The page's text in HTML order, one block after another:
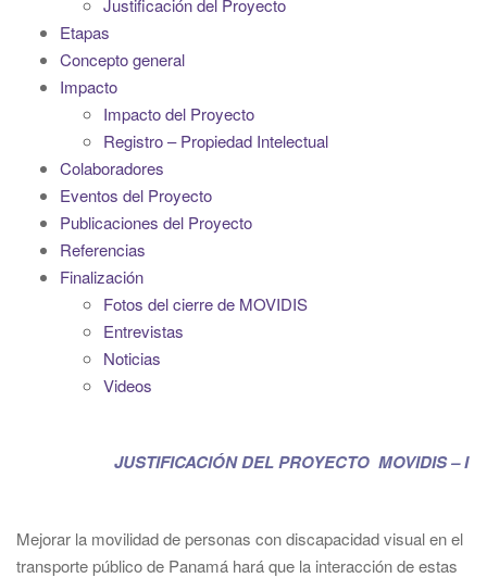
Justificación del Proyecto
Etapas
Concepto general
Impacto
Impacto del Proyecto
Registro – Propiedad Intelectual
Colaboradores
Eventos del Proyecto
Publicaciones del Proyecto
Referencias
Finalización
Fotos del cierre de MOVIDIS
Entrevistas
Noticias
Videos
JUSTIFICACIÓN DEL PROYECTO MOVIDIS – I
Mejorar la movilidad de personas con discapacidad visual en el
transporte público de Panamá hará que la interacción de estas